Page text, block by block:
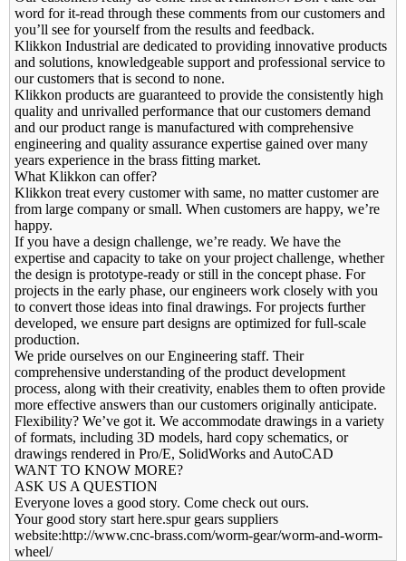
word for it-read through these comments from our customers and
you’ll see for yourself from the results and feedback.
Klikkon Industrial are dedicated to providing innovative products
and solutions, knowledgeable support and professional service to
our customers that is second to none.
Klikkon products are guaranteed to provide the consistently high
quality and unrivalled performance that our customers demand
and our product range is manufactured with comprehensive
engineering and quality assurance expertise gained over many
years experience in the brass fitting market.
What Klikkon can offer?
Klikkon treat every customer with same, no matter customer are
from large company or small. When customers are happy, we’re
happy.
If you have a design challenge, we’re ready. We have the
expertise and capacity to take on your project challenge, whether
the design is prototype-ready or still in the concept phase. For
projects in the early phase, our engineers work closely with you
to convert those ideas into final drawings. For projects further
developed, we ensure part designs are optimized for full-scale
production.
We pride ourselves on our Engineering staff. Their
comprehensive understanding of the product development
process, along with their creativity, enables them to often provide
more effective answers than our customers originally anticipate.
Flexibility? We’ve got it. We accommodate drawings in a variety
of formats, including 3D models, hard copy schematics, or
drawings rendered in Pro/E, SolidWorks and AutoCAD
WANT TO KNOW MORE?
ASK US A QUESTION
Everyone loves a good story. Come check out ours.
Your good story start here.spur gears suppliers
website:http://www.cnc-brass.com/worm-gear/worm-and-worm-
wheel/